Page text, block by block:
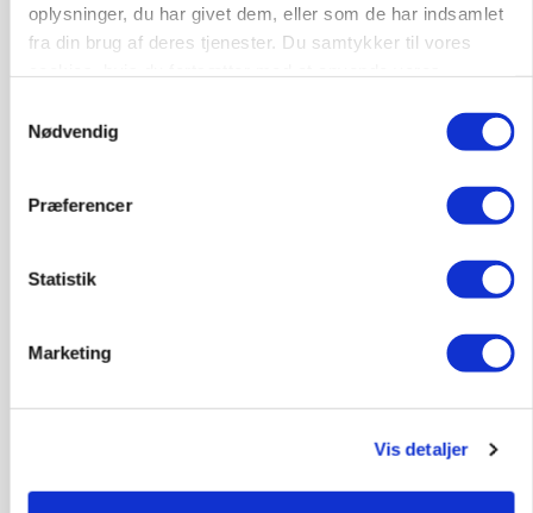
oplysninger, du har givet dem, eller som de har indsamlet
fra din brug af deres tjenester. Du samtykker til vores
Nødvendig
Præferencer
Statistik
Marketing
Vis detaljer
PLANTER